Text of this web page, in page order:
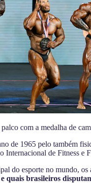
com a medalha de
de 1965 pelo também
Internacional de Fitness e
do esporte no mundo,
quais brasileiros